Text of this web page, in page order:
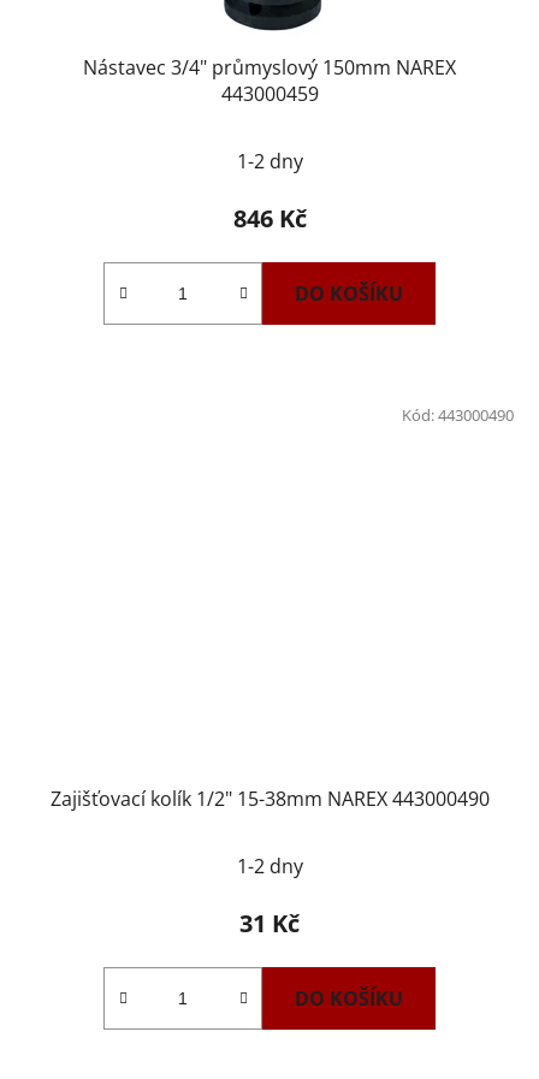
Nástavec 3/4" průmyslový 150mm NAREX
443000459
1-2 dny
846 Kč
DO KOŠÍKU
Zajišťovací kolík 1/2" 15-38mm NAREX 443000490
1-2 dny
31 Kč
DO KOŠÍKU
Kód:443000490